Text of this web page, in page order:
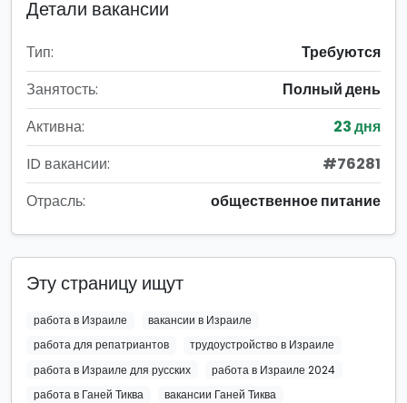
Детали вакансии
Тип:
Требуются
Занятость:
Полный день
Активна:
23 дня
ID вакансии:
#76281
Отрасль:
общественное питание
Эту страницу ищут
работа в Израиле
вакансии в Израиле
работа для репатриантов
трудоустройство в Израиле
работа в Израиле для русских
работа в Израиле 2024
работа в Ганей Тиква
вакансии Ганей Тиква